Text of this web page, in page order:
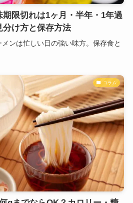
限切れは1ヶ月・半年・1年過
分け方と保存方法
ンは忙しい日の強い味方。保存食と
コラム